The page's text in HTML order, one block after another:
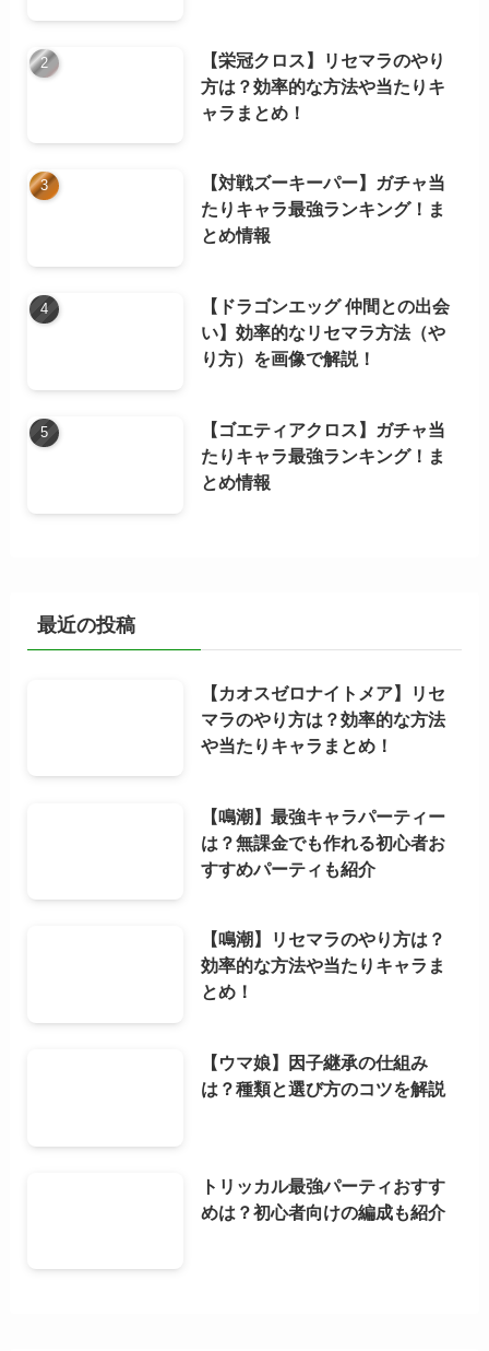
【栄冠クロス】リセマラのやり
方は？効率的な方法や当たりキ
ャラまとめ！
【対戦ズーキーパー】ガチャ当
たりキャラ最強ランキング！ま
とめ情報
【ドラゴンエッグ 仲間との出会
い】効率的なリセマラ方法（や
り方）を画像で解説！
【ゴエティアクロス】ガチャ当
たりキャラ最強ランキング！ま
とめ情報
最近の投稿
【カオスゼロナイトメア】リセ
マラのやり方は？効率的な方法
や当たりキャラまとめ！
【鳴潮】最強キャラパーティー
は？無課金でも作れる初心者お
すすめパーティも紹介
【鳴潮】リセマラのやり方は？
効率的な方法や当たりキャラま
とめ！
【ウマ娘】因子継承の仕組み
は？種類と選び方のコツを解説
トリッカル最強パーティおすす
めは？初心者向けの編成も紹介